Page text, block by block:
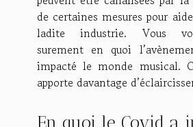
de certaines mesures pour
ladite industrie. Vous
surement en quoi
impacté le monde musical.
apporte davantage
En quoi le Covid a